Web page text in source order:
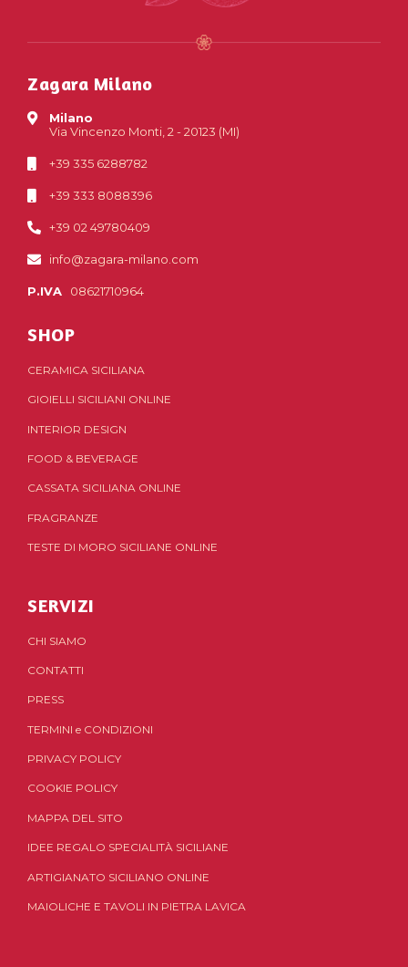
Zagara Milano
Milano
Via Vincenzo Monti, 2 - 20123 (MI)
+39 335 6288782
+39 333 8088396
+39 02 49780409
info@zagara-milano.com
P.IVA 08621710964
SHOP
CERAMICA SICILIANA
GIOIELLI SICILIANI ONLINE
INTERIOR DESIGN
FOOD & BEVERAGE
CASSATA SICILIANA ONLINE
FRAGRANZE
TESTE DI MORO SICILIANE ONLINE
SERVIZI
CHI SIAMO
CONTATTI
PRESS
TERMINI e CONDIZIONI
PRIVACY POLICY
COOKIE POLICY
MAPPA DEL SITO
IDEE REGALO SPECIALITÀ SICILIANE
ARTIGIANATO SICILIANO ONLINE
MAIOLICHE E TAVOLI IN PIETRA LAVICA